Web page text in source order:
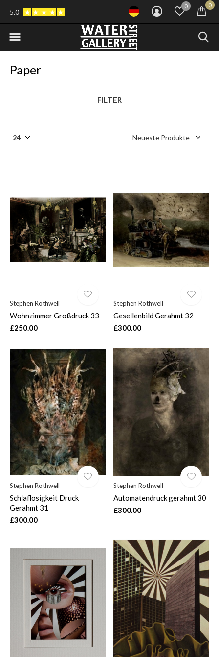
0 0
5.0
Paper
FILTER
Stephen Rothwell
Wohnzimmer Großdruck 33
£250.00
Stephen Rothwell
Gesellenbild Gerahmt 32
£300.00
Stephen Rothwell
Schlaflosigkeit Druck
Gerahmt 31
£300.00
Stephen Rothwell
Automatendruck gerahmt 30
£300.00